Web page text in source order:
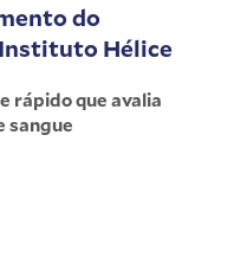
do
Hélice
rápido que avalia
sangue